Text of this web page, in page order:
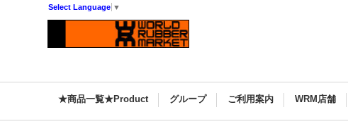
Select Language ▼
★商品一覧★Product グループ ご利用案内 WRM店舗